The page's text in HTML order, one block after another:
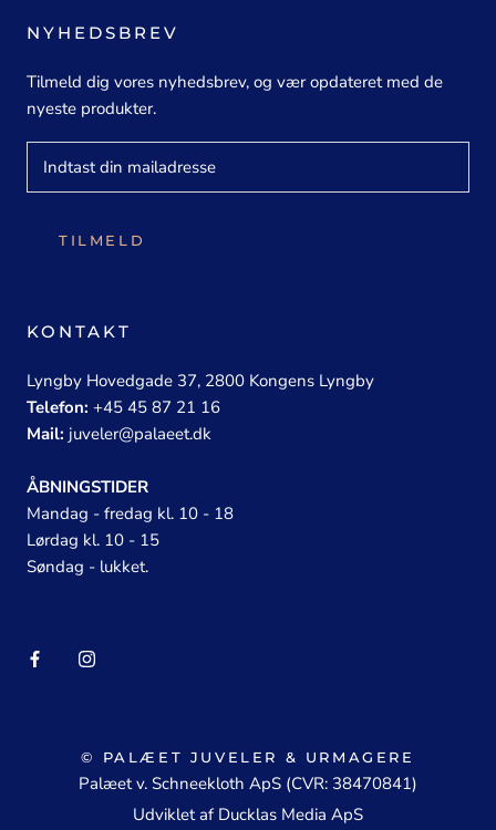
NYHEDSBREV
Tilmeld dig vores nyhedsbrev, og vær opdateret med de
nyeste produkter.
TILMELD
KONTAKT
Lyngby Hovedgade 37, 2800 Kongens Lyngby
Telefon: +45 45 87 21 16
Mail: juveler@palaeet.dk
ÅBNINGSTIDER
Mandag - fredag kl. 10 - 18
Lørdag kl. 10 - 15
Søndag - lukket.
© PALÆET JUVELER & URMAGERE
Palæet v. Schneekloth ApS (CVR: 38470841)
Udviklet af Ducklas Media ApS